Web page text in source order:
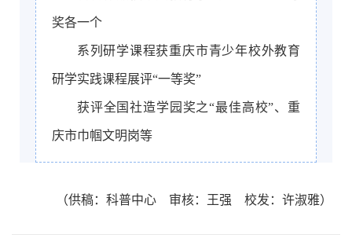
奖各一个
系列研学课程获重庆市青少年校外教育
研学实践课程展评“一等奖”
获评全国社造学园奖之“最佳高校”、重
庆市巾帼文明岗等
（供稿：科普中心 审核：王强 校发：许淑雅）